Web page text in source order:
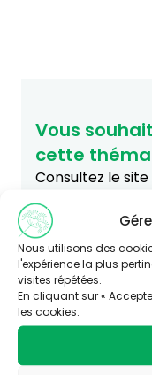
Nous utilisons des
l'expérience la plus
visites répétées.
En cliquant sur «
les cookies.
Vous
cette
Consultez le
pour agir en
Santé-
agir-ese.org